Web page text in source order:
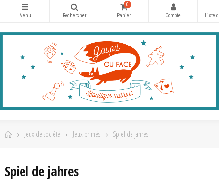
0
Jeux de société Jeux primés Spiel de jahres
Spiel de jahres